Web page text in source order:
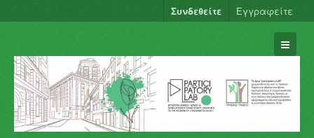
Συνδεθείτε Εγγραφείτε